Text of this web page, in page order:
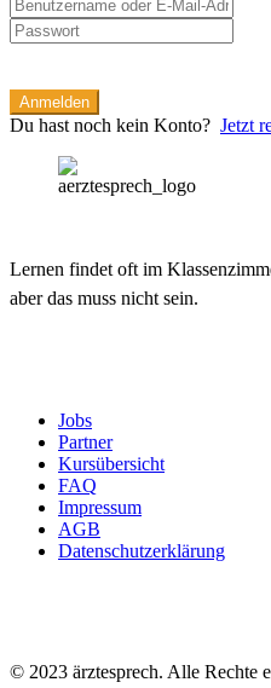
Anmelden
Du hast noch kein Konto? Jetzt
Lernen findet oft im
aber das muss nicht sein.
Jobs
Partner
Kursübersicht
FAQ
Impressum
AGB
Datenschutzerklärung
© 2023 ärztesprech. Alle Rechte